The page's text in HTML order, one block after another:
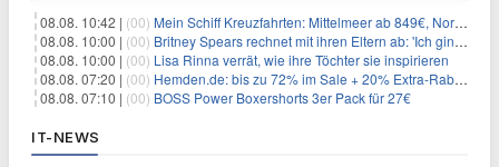
08.08. 10:42 | (00) Mein Schiff Kreuzfahrten: Mittelmeer ab 849€, Norwegen ab 999€ p.P.
08.08. 10:00 | (00) Britney Spears rechnet mit ihren Eltern ab: 'Ich ging zwei Monate lang auf die Knie und weinte'
08.08. 10:00 | (00) Lisa Rinna verrät, wie ihre Töchter sie inspirieren
08.08. 07:20 | (00) Hemden.de: bis zu 72% im Sale + 20% Extra-Rabatt dank Gutschein
08.08. 07:10 | (00) BOSS Power Boxershorts 3er Pack für 27€
IT-NEWS